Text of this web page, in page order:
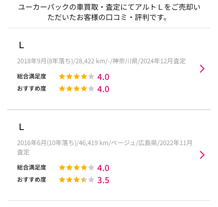
ユーカーパックの車買取・査定にてアルトＬをご売却い
ただいたお客様の口コミ・評判です。
Ｌ
2018年9月(8年落ち)/28,422 km/-/神奈川県/2024年12月査定
総合満足度 4.0
おすすめ度 4.0
Ｌ
2016年6月(10年落ち)/46,419 km/ベージュ/広島県/2022年11月
査定
総合満足度 4.0
おすすめ度 3.5